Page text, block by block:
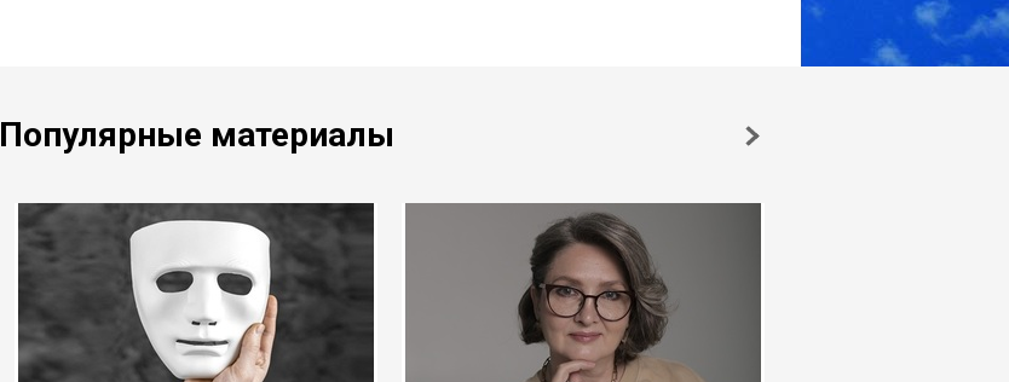
Популярные материалы